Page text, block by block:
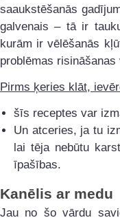
saaukstēšanās
galvenais – tā ir
kurām ir vēlēšanās
problēmas risināšanas
Pirms ķeries klāt,
šīs receptes var
Un atceries, ja tu
lai tēja nebūtu
īpašības.
Kanēlis ar medu
Jau no šo vārdu